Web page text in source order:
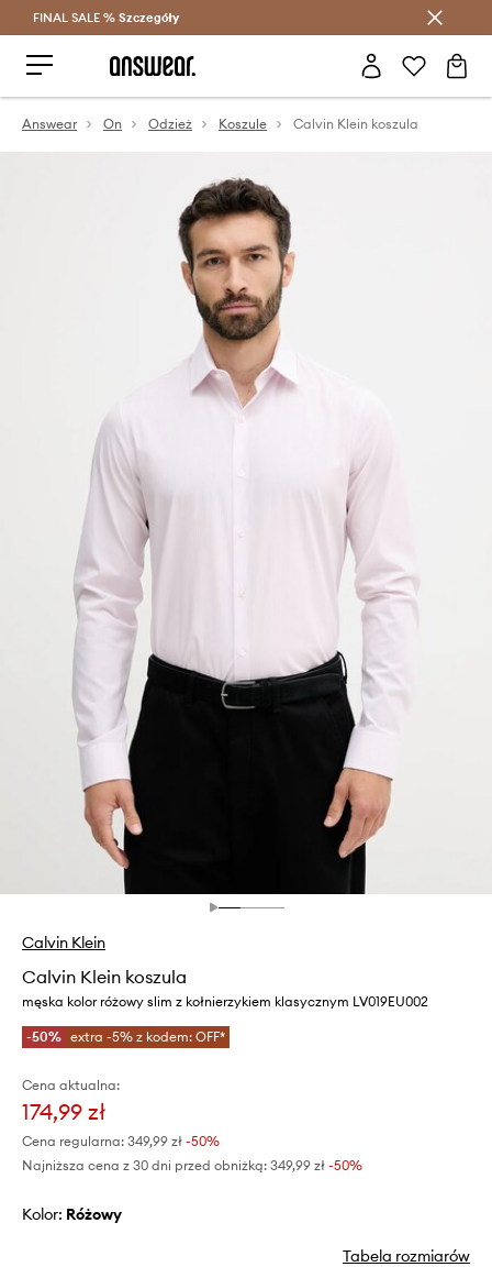
Oszczędzaj z Answear Club >
FINAL SALE % Szczegóły
Answear On Odzież Koszule Calvin Klein koszula
Calvin Klein
Calvin Klein koszula
męska kolor różowy slim z kołnierzykiem klasycznym LV019EU002
-50% extra -5% z kodem: OFF*
Cena aktualna:
174,99 zł
Cena regularna: 349,99 zł -50%
Najniższa cena z 30 dni przed obniżką: 349,99 zł -50%
Kolor: różowy
Tabela rozmiarów